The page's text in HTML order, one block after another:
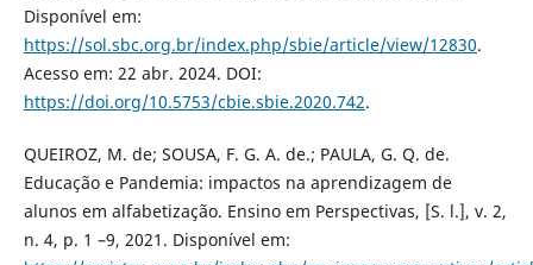
Disponível em:
https://sol.sbc.org.br/index.php/sbie/article/view/12830.
Acesso em: 22 abr. 2024. DOI:
https://doi.org/10.5753/cbie.sbie.2020.742.
QUEIROZ, M. de; SOUSA, F. G. A. de.; PAULA, G. Q. de.
Educação e Pandemia: impactos na aprendizagem de
alunos em alfabetização. Ensino em Perspectivas, [S. l.], v. 2,
n. 4, p. 1 –9, 2021. Disponível em: